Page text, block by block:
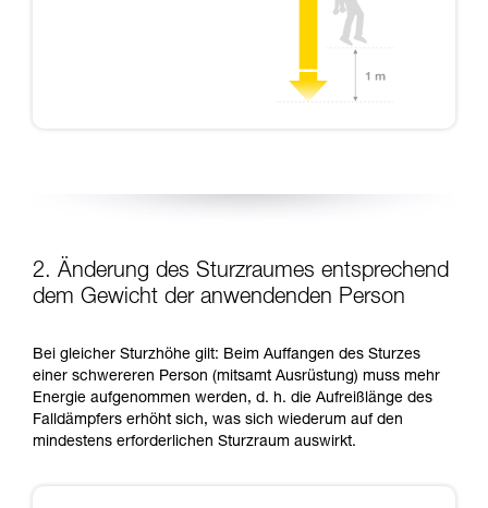
2. Änderung des Sturzraumes entsprechend
dem Gewicht der anwendenden Person
Bei gleicher Sturzhöhe gilt: Beim Auffangen des Sturzes
einer schwereren Person (mitsamt Ausrüstung) muss mehr
Energie aufgenommen werden, d. h. die Aufreißlänge des
Falldämpfers erhöht sich, was sich wiederum auf den
mindestens erforderlichen Sturzraum auswirkt.